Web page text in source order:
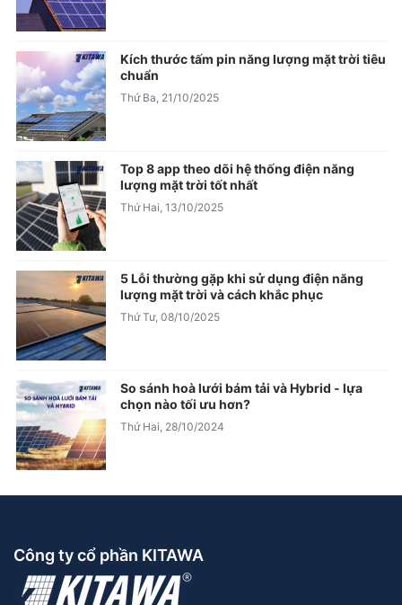
Kích thước tấm pin năng lượng mặt trời tiêu
chuẩn
Thứ Ba, 21/10/2025
Top 8 app theo dõi hệ thống điện năng
lượng mặt trời tốt nhất
Thứ Hai, 13/10/2025
5 Lỗi thường gặp khi sử dụng điện năng
lượng mặt trời và cách khắc phục
Thứ Tư, 08/10/2025
So sánh hoà lưới bám tải và Hybrid - lựa
chọn nào tối ưu hơn?
Thứ Hai, 28/10/2024
Công ty cổ phần KITAWA